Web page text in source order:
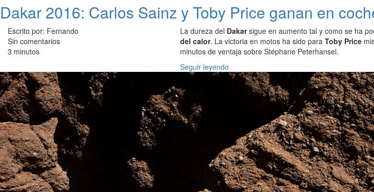
Dakar 2016: Carlos Sainz y Toby Price ganan en
Escrito por: Fernando
Sin comentarios
3 minutos
La dureza del Dakarsigue en aumento tal y como se ha
del calor. La victoria en motos ha sido para Toby Price
minutos de ventaja sobre Stéphane Peterhansel.
Seguir leyendo